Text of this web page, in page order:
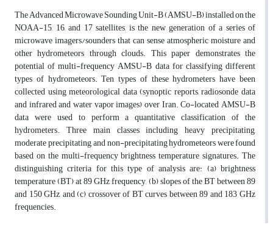
The Advanced Microwave Sounding Unit-B (AMSU-B) installed on the
NOAA-15, 16, and 17 satellites, is the new generation of a series of
microwave imagers/sounders that can sense atmospheric moisture and
other hydrometeors through clouds. This paper demonstrates the
potential of multi-frequency AMSU-B data for classifying different
types of hydrometeors. Ten types of these hydrometers have been
collected using meteorological data (synoptic reports, radiosonde data
and infrared and water vapor images) over Iran. Co-located AMSU-B
data were used to perform a quantitative classification of the
hydrometers. Three main classes including heavy precipitating,
moderate precipitating, and non-precipitating hydrometeors were found
based on the multi-frequency brightness temperature signatures. The
distinguishing criteria for this type of analysis are: (a) brightness
temperature (BT) at 89 GHz frequency, (b) slopes of the BT between 89
and 150 GHz, and (c) crossover of BT curves between 89 and 183 GHz
frequencies.